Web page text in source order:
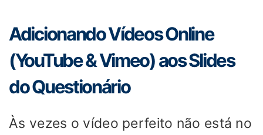
Adicionando Vídeos Online
(YouTube & Vimeo) aos Slides
do Questionário
Às vezes o vídeo perfeito não está no